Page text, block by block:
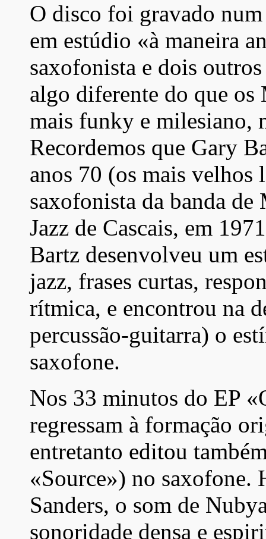
O disco foi gravado
em estúdio «à maneira
saxofonista e dois
algo diferente do que os
mais funky e milesiano,
Recordemos que Gary
anos 70 (os mais velhos
saxofonista da banda
Jazz de Cascais, em
Bartz desenvolveu um
jazz, frases curtas,
rítmica, e encontrou na
percussão-guitarra) o
saxofone.
Nos 33 minutos do EP
regressam à formação
entretanto editou
«Source») no saxofone.
Sanders, o som de
sonoridade densa e